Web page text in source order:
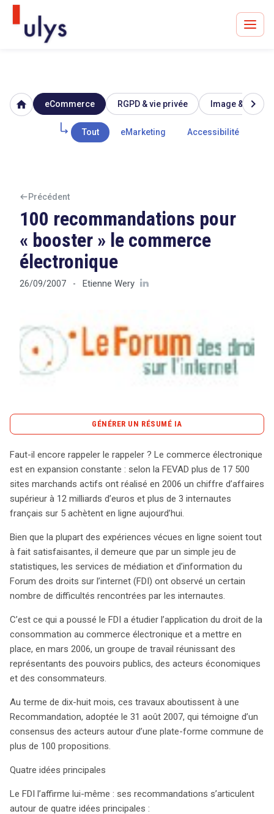
Avocats à Paris & Bruxelles
Leader en droit de l'innovation depuis 30 ans
Rechercher
home eCommerce RGPD & vie privée Image &
Tout eMarketing Accessibilité
chevron_right
Précédent
100 recommandations pour
« booster » le commerce
électronique
26/09/2007 - Etienne Wery
GÉNÉRER UN RÉSUMÉ IA
Le commerce électronique continue de croître à un
rythme soutenu, avec plus de 17 500 sites marchands
générant un chiffre d’affaires dépassant 12 milliards
d’euros en 2006. Malgré cette dynamique positive, des
Forum des droits sur l’internet (FDI) à examiner
l’application du droit de la consommation en ligne. Ce
travail a abouti à une Recommandation, adoptée en août
2007, qui propose plus de 100 initiatives visant à
améliorer l’expérience d’achat en ligne. Les
recommandations se concentrent sur quatre axes
principaux : l’harmonisation des canaux de distribution, le
renforcement de la compétitivité des acteurs français
face à la concurrence internationale, l’amélioration de
l’information des consommateurs, et la moralisation des
d’indiquer clairement le droit de rétractation sur les
produits et services en ligne se distingue. En utilisant un
système de symboles colorés, les consommateurs
pourront rapidement savoir s’ils peuvent ou non exercer
souligne également l’importance d’un cadre législatif
clair et accessible, en proposant de simplifier les
informations légales et d’adapter les textes aux
Faut-il encore rappeler le rappeler ? Le commerce électronique
est en expansion constante : selon la FEVAD plus de 17 500
sites marchands actifs ont réalisé en 2006 un chiffre d’affaires
supérieur à 12 milliards d’euros et plus de 3 internautes
français sur 5 achètent en ligne aujourd’hui.
Bien que la plupart des expériences vécues en ligne soient tout
à fait satisfaisantes, il demeure que par un simple jeu de
statistiques, les services de médiation et d’information du
Forum des droits sur l’internet (FDI) ont observé un certain
nombre de difficultés rencontrées par les internautes.
C’est ce qui a poussé le FDI a étudier l’application du droit de la
consommation au commerce électronique et a mettre en
place, en mars 2006, un groupe de travail réunissant des
représentants des pouvoirs publics, des acteurs économiques
et des consommateurs.
Au terme de dix-huit mois, ces travaux aboutissent à une
Recommandation, adoptée le 31 août 2007, qui témoigne d’un
consensus des acteurs autour d’une plate-forme commune de
plus de 100 propositions.
Quatre idées principales
Le FDI l’affirme lui-même : ses recommandations s’articulent
autour de quatre idées principales :